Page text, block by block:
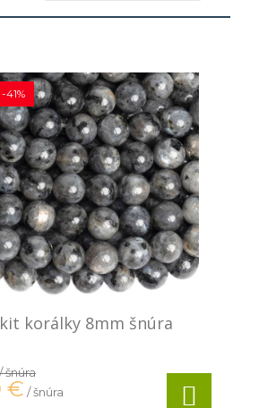
korálky 8mm šnúra
41%
/ šnúra
€ / šnúra